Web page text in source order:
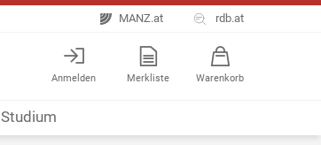
MANZ.at rdb.at
Anmelden Merkliste Warenkorb
Studium